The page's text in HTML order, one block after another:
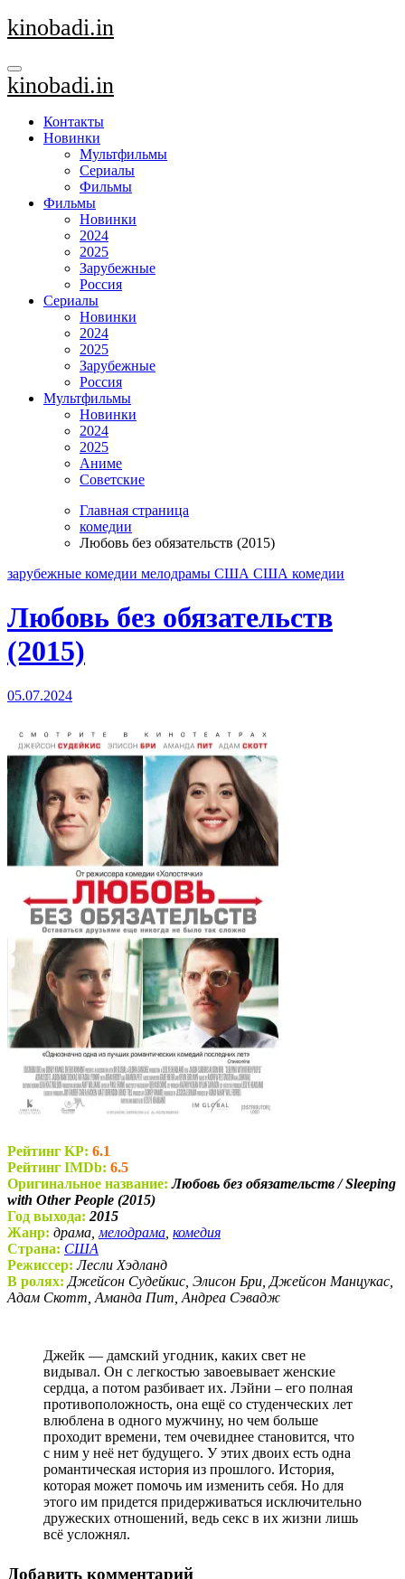
Перейти
к
kinobadi.in
kinobadi.in
Контакты
Новинки
Мультфильмы
Сериалы
Фильмы
Фильмы
Новинки
2024
2025
Зарубежные
Россия
Сериалы
Новинки
2024
2025
Зарубежные
Россия
Мультфильмы
Новинки
2024
2025
Аниме
Советские
Главная страница
комедии
Любовь без обязательств (2015)
зарубежные комедии мелодрамы США США комедии
Любовь без обязательств
(2015)
05.07.2024
Рейтинг KP: 6.1
Рейтинг IMDb: 6.5
Оригинальное название: Любовь без обязательств / Sleeping
with Other People (2015)
Год выхода: 2015
Жанр: драма, мелодрама комедия
Страна: США
Режиссер: Лесли Хэдланд
В ролях: Джейсон Судейкис, Элисон Бри, Джейсон Манцукас,
Адам Скотт, Аманда Пит, Андреа Сэвадж
Джейк — дамский угодник, каких свет не
видывал. Он с легкостью завоевывает женские
сердца, а потом разбивает их. Лэйни – его полная
противоположность, она ещё со студенческих лет
влюблена в одного мужчину, но чем больше
проходит времени, тем очевиднее становится, что
с ним у неё нет будущего. У этих двоих есть одна
романтическая история из прошлого. История,
которая может помочь им изменить себя. Но для
этого им придется придерживаться исключительно
дружеских отношений, ведь секс в их жизни лишь
всё усложнял.
Добавить комментарий